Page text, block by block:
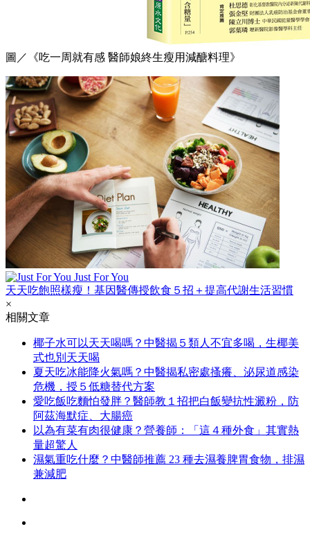
圖／《吃一周就有感 醫師娘終生瘦用減醣料理》
Just For You
天天吃飽照樣瘦！基因醫傳授飲食５招＋提高代謝生活習慣
×
相關文章
椰子水可以天天喝嗎？中醫揭５類人不宜多喝，生椰美
式也別天天喝
夏天吃冰能降火氣嗎？中醫揭私密處搔癢、泌尿道感染
危機，授５低糖替代方案
愛吃飯吃麵怕發胖？醫師教１招把白飯變抗性澱粉，防
阿茲海默症、大腸癌
以為有菜有肉很健康？營養師：「這４種外食」其實熱
量超驚人
濕氣重吃什麼？中醫師推薦 23 種去濕養脾胃食物，排濕
兼減肥